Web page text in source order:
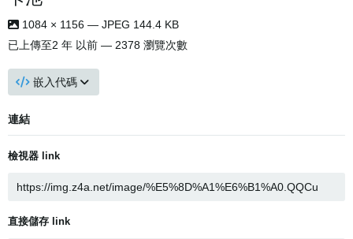
1084 × 1156 — JPEG 144.4 KB
已上傳至2 年 以前 — 2378 瀏覽次數
嵌入代碼
連結
檢視器 link
直接儲存 link